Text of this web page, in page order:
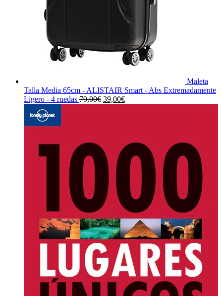
Maleta
Talla Media 65cm - ALISTAIR Smart - Abs Extremadamente
Ligero - 4 ruedas 79,00€ El
39,00€El